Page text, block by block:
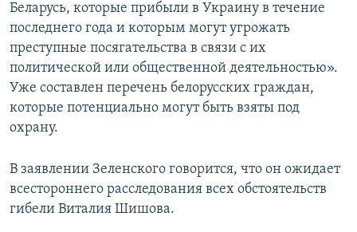
Беларусь, которые прибыли в Украину в течение
последнего года и которым могут угрожать
преступные посягательства в связи с их
политической или общественной деятельностью».
Уже составлен перечень белорусских граждан,
которые потенциально могут быть взяты под
охрану.
В заявлении Зеленского говорится, что он ожидает
всестороннего расследования всех обстоятельств
гибели Виталия Шишова.